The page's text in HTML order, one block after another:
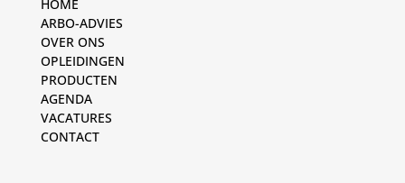
HOME
ARBO-ADVIES
OVER ONS
OPLEIDINGEN
PRODUCTEN
AGENDA
VACATURES
CONTACT